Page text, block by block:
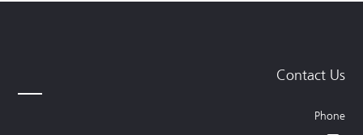
Contact Us
Phone